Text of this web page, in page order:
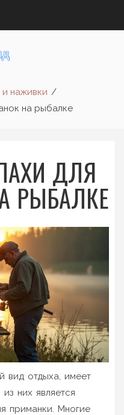
наживки
на рыбалке
ДЛЯ
РЫБАЛКЕ
вид отдыха, имеет
них является
приманки. Многие